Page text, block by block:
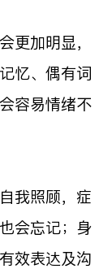
更加明显，
忆、偶有词
容易情绪不
我照顾，症
会忘记；身
效表达及沟